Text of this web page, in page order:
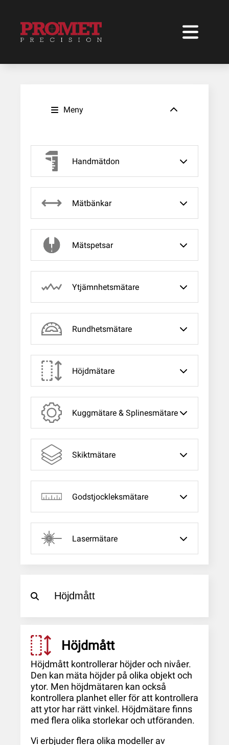
Meny
Handmätdon
Mätbänkar
Mätspetsar
Ytjämnhetsmätare
Rundhetsmätare
Höjdmätare
Kuggmätare & Splinesmätare
Skiktmätare
Godstjockleksmätare
Lasermätare
Höjdmått
Höjdmått kontrollerar höjder och nivåer.
Den kan mäta höjder på olika objekt och
ytor. Men höjdmätaren kan också
kontrollera planhet eller för att kontrollera
att ytor har rätt vinkel. Höjdmätare finns
med flera olika storlekar och utföranden.
Vi erbjuder flera olika modeller av